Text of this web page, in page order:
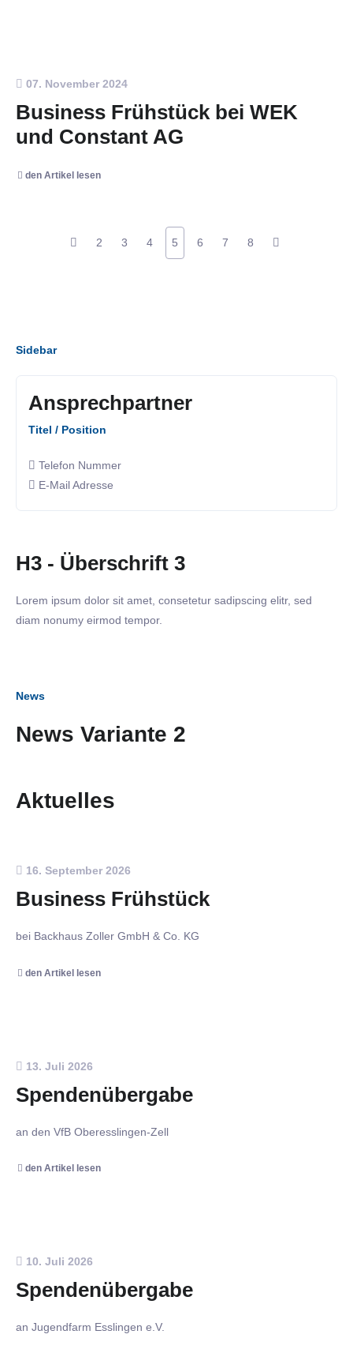
07. November 2024
Business Frühstück bei WEK
und Constant AG
den Artikel lesen
2 3 4 5 6 7 8
Sidebar
Ansprechpartner
Titel / Position
Telefon Nummer
E-Mail Adresse
H3 - Überschrift 3
Lorem ipsum dolor sit amet, consetetur sadipscing elitr, sed
diam nonumy eirmod tempor.
News
News Variante 2
Aktuelles
16. September 2026
Business Frühstück
bei Backhaus Zoller GmbH & Co. KG
den Artikel lesen
13. Juli 2026
Spendenübergabe
an den VfB Oberesslingen-Zell
den Artikel lesen
10. Juli 2026
Spendenübergabe
an Jugendfarm Esslingen e.V.